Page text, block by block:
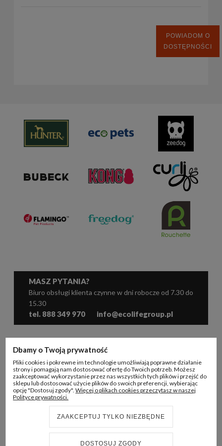
POWIADOM O
DOSTĘPNOŚCI
MASZ PYTANIA?
Biuro obsługi klienta czynne w dni robocze od 7.30 do
15.30
tel. 888 349 970 info@ecolifegroup.pl
KONTO B2B
INFORMACJE
Dbamy o Twoją prywatność
Pliki cookies i pokrewne im technologie umożliwiają poprawne działanie
strony i pomagają nam dostosować ofertę do Twoich potrzeb. Możesz
zaakceptować wykorzystanie przez nas wszystkich tych plików i przejść do
sklepu lub dostosować użycie plików do swoich preferencji, wybierając
opcję "Dostosuj zgody". Więcej o plikach cookies przeczytasz w naszej
Polityce prywatności.
ZAAKCEPTUJ TYLKO NIEZBĘDNE
DOSTOSUJ ZGODY